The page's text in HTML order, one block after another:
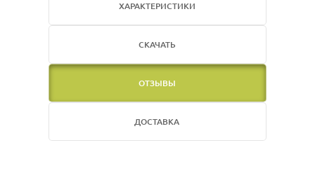
ХАРАКТЕРИСТИКИ
СКАЧАТЬ
ОТЗЫВЫ
ДОСТАВКА